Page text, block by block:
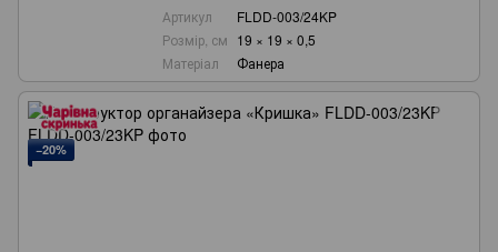
Артикул
FLDD-003/24KP
Розмір, см 19 × 19 × 0,5
Матеріал
Фанера
−20%